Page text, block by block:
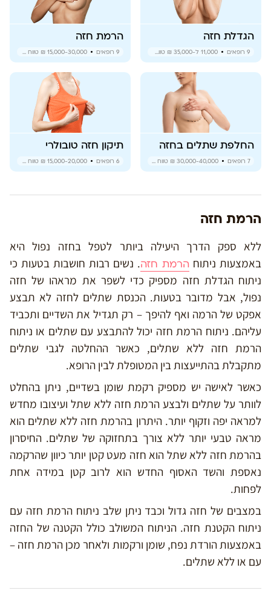
הגדלת חזה
9 רופאים 11,000 ל-35,000 ₪ טווח מחירים
הרמת חזה
9 רופאים 15,000-30,000 ₪ טווח מחירים
החלפת שתלים בחזה
7 רופאים 30,000-40,000 ₪ טווח מחירים
תיקון חזה טובולרי
6 רופאים 15,000-20,000 ₪ טווח מחירים
הרמת חזה
ללא ספק הדרך היעילה ביותר לטפל בחזה נפול היא
באמצעות ניתוח הרמת חזה. נשים רבות חושבות בטעות כי
ניתוח הגדלת חזה מספיק כדי לשפר את מראהו של חזה
נפול, אבל מדובר בטעות. הכנסת שתלים לחזה לא תבצע
אפקט של הרמה ואף להיפך – רק תגדיל את השדיים ותכביד
עליהם. ניתוח הרמת חזה יכול להתבצע עם שתלים או ניתוח
הרמת חזה ללא שתלים, כאשר ההחלטה לגבי שתלים
מתקבלת בהתייעצות בין המטופלת לבין הרופא.
כאשר לאישה יש מספיק רקמת שומן בשדיים, ניתן בהחלט
לוותר על שתלים ולבצע הרמת חזה ללא שתל ועיצובו מחדש
למראה יפה וזקוף יותר. היתרון בהרמת חזה ללא שתלים הוא
מראה טבעי יותר ללא צורך בתחזוקה של שתלים. החיסרון
בהרמת חזה ללא שתל הוא חזה מעט קטן יותר כיוון שהרקמה
נאספת והשד האסוף החדש הוא לרוב קטן במידה אחת
לפחות.
במצבים של חזה גדול וכבד ניתן שלב ניתוח הרמת חזה עם
ניתוח הקטנת חזה. הניתוח המשולב כולל הקטנה של החזה
באמצעות הורדת נפח, שומן ורקמות ולאחר מכן הרמת חזה –
עם או ללא שתלים.